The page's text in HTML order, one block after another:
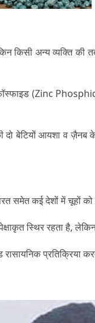
किसी अन्य व्यक्ति
(Zinc
दो बेटियों आयशा व
समेत कई देशों में चूहों को
स्थिर रहता है,
प्रतिक्रिया